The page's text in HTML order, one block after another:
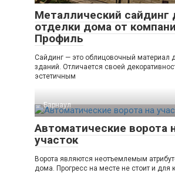
Металлический сайдинг
отделки дома от
Профиль
Сайдинг — это облицовочный материал
зданий. Отличается своей
эстетичным
Барнаул
Автоматические ворота
участок
Ворота являются неотъемлемым
дома. Прогресс на месте не стоит и для